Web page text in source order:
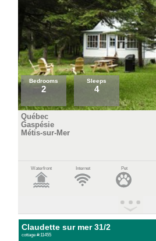
Bedrooms
2
Sleeps
4
Québec
Gaspésie
Métis-sur-Mer
Waterfront Internet Pet
Claudette sur mer 31/2
cottage #:11455